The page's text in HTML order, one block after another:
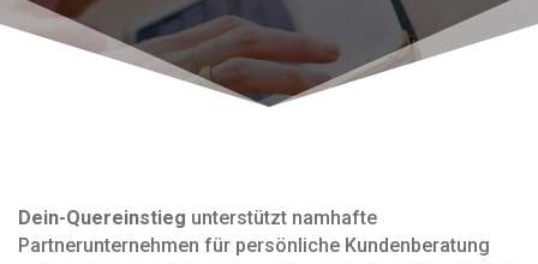
Dein-Quereinstieg unterstützt namhafte
Partnerunternehmen für persönliche Kundenberatung